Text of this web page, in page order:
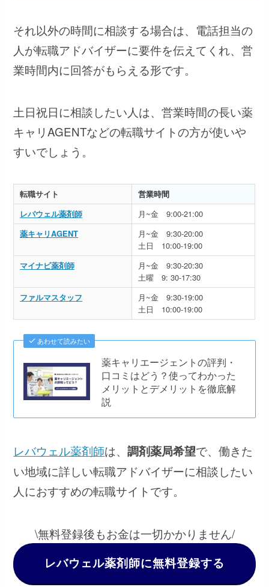
それ以外の時間に相談する場合は、電話担当の
人が転職アドバイザーに要件を伝えてくれ、営
業時間内に回答がもらえる形です。
土日祝日に相談したい人は、営業時間の長い薬
キャリAGENTなどの転職サイトの方が使いや
すいでしょう。
転職サイト
営業時間
レバウェル薬剤師
月~金 9:00-21:00
薬キャリAGENT
月~金 9:30-20:00
土日 10:00-19:00
マイナビ薬剤師
月~金 9:30-20:30
土曜 9: 30-17:30
ファルマスタッフ
月~金 9:30-19:00
土日 10:00-19:00
あわせて読みたい
薬キャリエージェントの評判・
口コミはどう？使ってわかった
メリットとデメリットを徹底解
説
レバウェル薬剤師は、調剤薬局希望で、働きた
い地域に詳しい転職アドバイザーに相談したい
人におすすめの転職サイトです。
\無料登録後もお金は一切かかりません/
レバウェル薬剤師に無料登録する